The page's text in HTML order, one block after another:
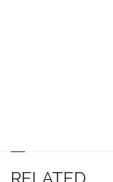
RELATED